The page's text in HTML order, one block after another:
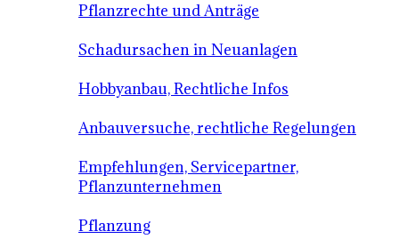
Pflanzrechte und Anträge
Schadursachen in Neuanlagen
Hobbyanbau, Rechtliche Infos
Anbauversuche, rechtliche Regelungen
Empfehlungen, Servicepartner,
Pflanzunternehmen
Pflanzung